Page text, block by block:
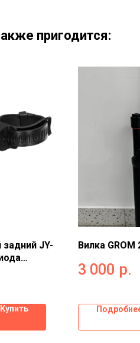
пригодится:
JY-
Купить
Вилка
3 000 р.